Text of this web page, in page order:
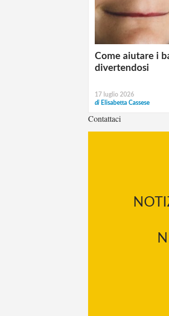
Come aiutare i
divertendosi
17 luglio 2026
di Elisabetta Cassese
Contattaci